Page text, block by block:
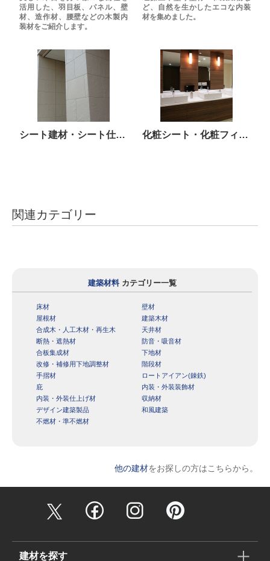
活用した、羽目板、パネル、壁
材、造作材、腰壁などの木製内
装材をご紹介します。
ど、自然を生かしたエコな内装
材を集めました。
シート建材・シート仕上材(内装用) 化粧シート・化粧フィルム
関連カテゴリー
建築材料カテゴリー一覧
床材
壁材
屋根材
建築木材
合成木・人工木材・再生木
天井材
断熱・遮熱材
防音・吸音材
合板集成材
下地材
改修・補修用下地調整材
階段材
手摺材
ロートアイアン(錬鉄)
庇
内装・外装装飾材
内装・外装仕上げ材
収納材
デザイン建築製品
和風建築
不燃材・準不燃材
他の建材をお探しの方はこちらから。
建材を探す